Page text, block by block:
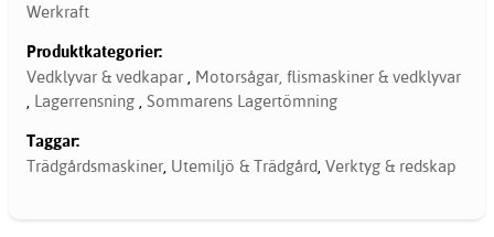
Werkraft
Produktkategorier:
Vedklyvar & vedkapar , Motorsågar, flismaskiner & vedklyvar
, Lagerrensning , Sommarens Lagertömning
Taggar:
Trädgårdsmaskiner, Utemiljö & Trädgård, Verktyg & redskap